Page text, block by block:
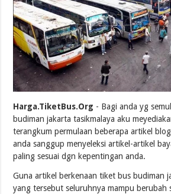
Harga.TiketBus.Org - Bagi anda yg
budiman jakarta tasikmalaya aku
terangkum permulaan beberapa artikel
anda sanggup menyeleksi artikel-artikel
paling sesuai dgn kepentingan anda.
Guna artikel berkenaan tiket bus budiman
yang tersebut seluruhnya mampu berubah